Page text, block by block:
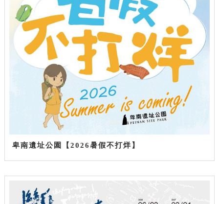
卑南遺址公園【2026暑假不打烊】